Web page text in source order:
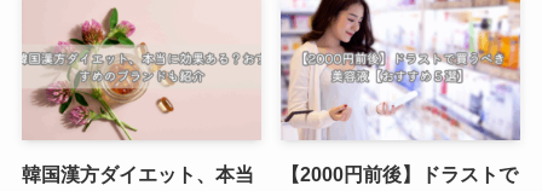
韓国漢方ダイエット、本当
【2000円前後】ドラストで